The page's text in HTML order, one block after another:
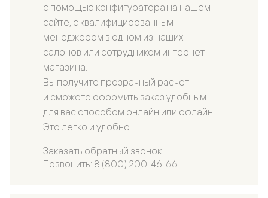
с помощью конфигуратора на нашем
сайте, с квалифицированным
менеджером в одном из наших
салонов или сотрудником интернет-
магазина.
Вы получите прозрачный расчет
и сможете оформить заказ удобным
для вас способом онлайн или офлайн.
Это легко и удобно.
Заказать обратный звонок
Позвонить: 8 (800) 200-46-66